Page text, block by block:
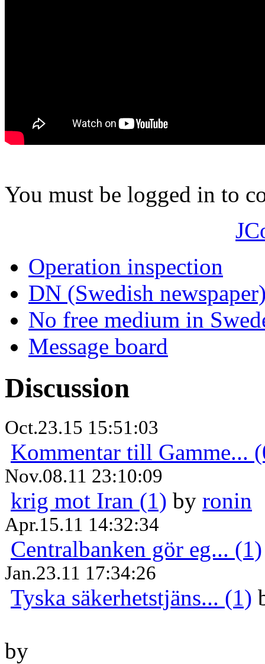
You must be logged in to
Operation inspection
DN (Swedish
No free medium in
Message board
Discussion
Oct.23.15 15:51:03
Kommentar till Gamme...
Nov.08.11 23:10:09
krig mot Iran (1) by ronin
Apr.15.11 14:32:34
Centralbanken gör eg... (1)
Jan.23.11 17:34:26
Tyska säkerhetstjäns... (1)
by